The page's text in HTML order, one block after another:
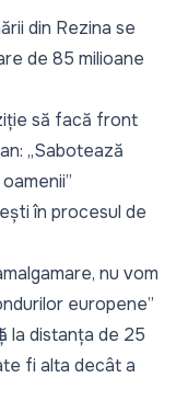
din Rezina se
de 85 milioane
să facă front
„Sabotează
în procesul de
nu vom
europene”
la distanța de 25
fi alta decât a